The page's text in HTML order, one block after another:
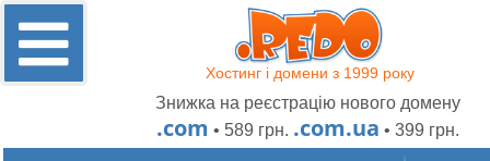
Хостинг і домени з 1999 року
Знижка на реєстрацію нового домену
.com • 589 грн. .com.ua • 399 грн.